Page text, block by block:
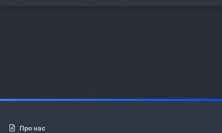
Про нас